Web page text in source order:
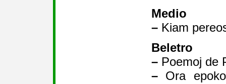
Medio
– Kiam
Beletro
– Poemoj de
– Ora